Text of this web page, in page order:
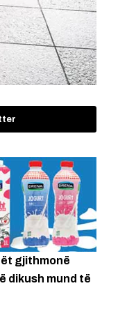
gjithmonë
dikush mund të